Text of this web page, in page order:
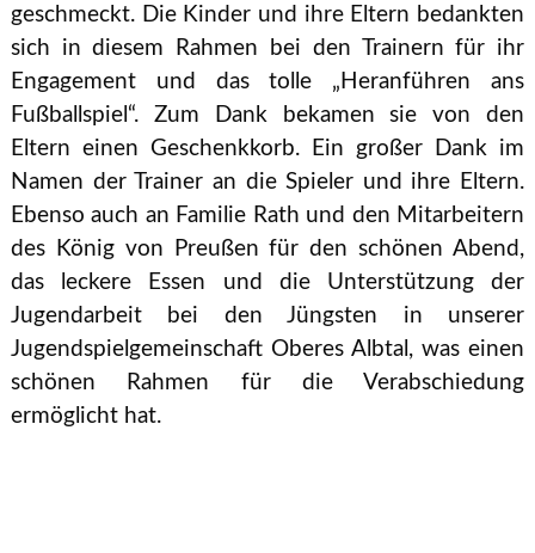
geschmeckt. Die Kinder und ihre Eltern bedankten
sich in diesem Rahmen bei den Trainern für ihr
Engagement und das tolle „Heranführen ans
Fußballspiel“. Zum Dank bekamen sie von den
Eltern einen Geschenkkorb. Ein großer Dank im
Namen der Trainer an die Spieler und ihre Eltern.
Ebenso auch an Familie Rath und den Mitarbeitern
des König von Preußen für den schönen Abend,
das leckere Essen und die Unterstützung der
Jugendarbeit bei den Jüngsten in unserer
Jugendspielgemeinschaft Oberes Albtal, was einen
schönen Rahmen für die Verabschiedung
ermöglicht hat.